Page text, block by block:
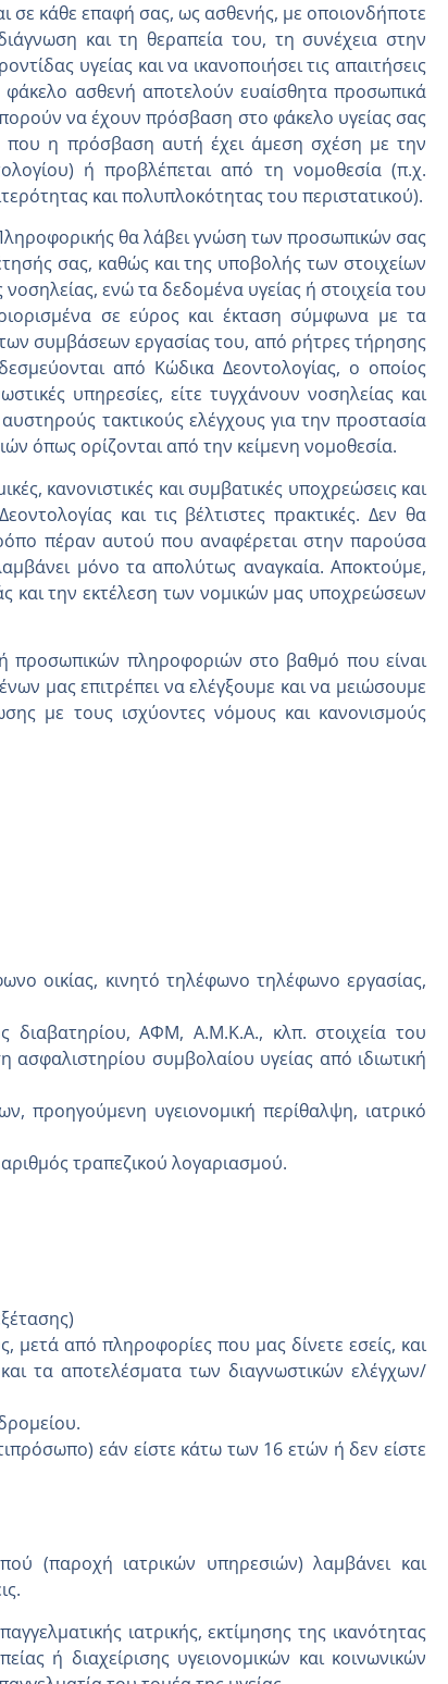
σε κάθε επαφή σας, ως ασθενής, με οποιονδήποτε
και τη θεραπεία του, τη συνέχεια στην
υγείας και να ικανοποιήσει τις απαιτήσεις
ασθενή αποτελούν ευαίσθητα προσωπικά
να έχουν πρόσβαση στο φάκελο υγείας σας
που η πρόσβαση αυτή έχει άμεση σχέση με την
ή προβλέπεται από τη νομοθεσία (π.χ.
και πολυπλοκότητας του περιστατικού).
θα λάβει γνώση των προσωπικών σας
σας, καθώς και της υποβολής των στοιχείων
ενώ τα δεδομένα υγείας ή στοιχεία του
σε εύρος και έκταση σύμφωνα με τα
συμβάσεων εργασίας του, από ρήτρες τήρησης
από Κώδικα Δεοντολογίας, ο οποίος
υπηρεσίες, είτε τυγχάνουν νοσηλείας και
τακτικούς ελέγχους για την προστασία
όπως ορίζονται από την κείμενη νομοθεσία.
κανονιστικές και συμβατικές υποχρεώσεις και
και τις βέλτιστες πρακτικές. Δεν θα
πέραν αυτού που αναφέρεται στην παρούσα
μόνο τα απολύτως αναγκαία. Αποκτούμε,
και την εκτέλεση των νομικών μας υποχρεώσεων
προσωπικών πληροφοριών στο βαθμό που είναι
μας επιτρέπει να ελέγξουμε και να μειώσουμε
με τους ισχύοντες νόμους και κανονισμούς
οικίας, κινητό τηλέφωνο τηλέφωνο εργασίας,
διαβατηρίου, ΑΦΜ, Α.Μ.Κ.Α., κλπ. στοιχεία του
συμβολαίου υγείας από ιδιωτική
προηγούμενη υγειονομική περίθαλψη, ιατρικό
τραπεζικού λογαριασμού.
από πληροφορίες που μας δίνετε εσείς, και
τα αποτελέσματα των διαγνωστικών ελέγχων/
εάν είστε κάτω των 16 ετών ή δεν είστε
(παροχή ιατρικών υπηρεσιών) λαμβάνει και
ιατρικής, εκτίμησης της ικανότητας
ή διαχείρισης υγειονομικών και κοινωνικών